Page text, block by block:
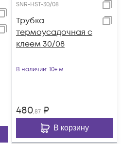
SNR-HST-30/08
Трубка
термоусадочная с
клеем 30/08
В наличии: 10+ м
480,87 ₽
В корзину